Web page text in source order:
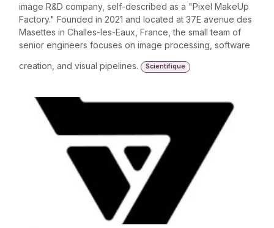
image R&D company, self-described as a "Pixel MakeUp
Factory." Founded in 2021 and located at 37E avenue des
Masettes in Challes-les-Eaux, France, the small team of
senior engineers focuses on image processing, software
creation, and visual pipelines.
Scientifique